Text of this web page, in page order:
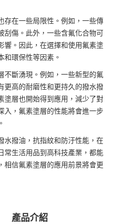
存在一些局限性。例如，一些傳
刮傷。此外，一些含氟化合物可
響。因此，在選擇和使用氟素塗
和環保性等因素。
不斷湧現。例如，一些新型的氟
更高的耐磨性和更持久的撥水撥
塗層也開始得到應用，減少了對
入，氟素塗層的性能將會進一步
水撥油，抗指紋和防汙性能，在
常生活用品到高科技產業，都能
相信氟素塗層的應用前景將會更
產品介紹